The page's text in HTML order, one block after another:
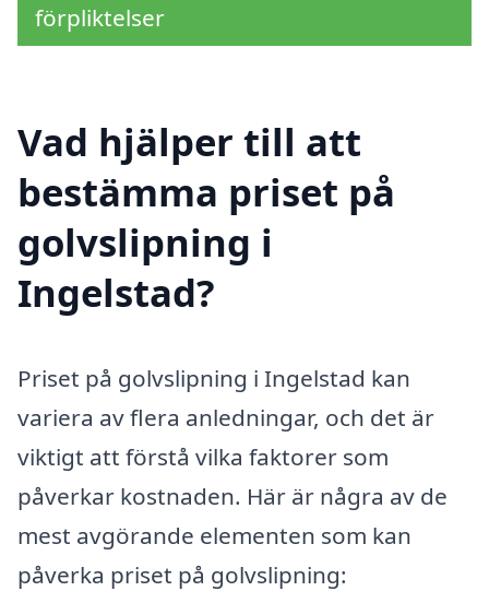
förpliktelser
Vad hjälper till att
bestämma priset på
golvslipning i
Ingelstad?
Priset på golvslipning i Ingelstad kan
variera av flera anledningar, och det är
viktigt att förstå vilka faktorer som
påverkar kostnaden. Här är några av de
mest avgörande elementen som kan
påverka priset på golvslipning: